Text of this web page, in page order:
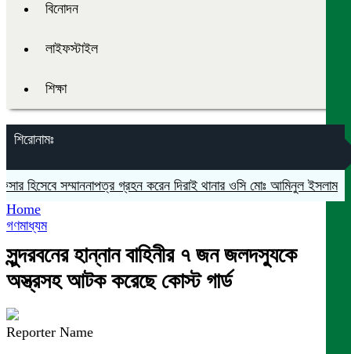
বিনোদন
লাইফস্টাইল
শিক্ষা
শিরোনামঃ
হিসেবে সম্মাননাপত্র গ্রহন করেন দিরাই থানার ওসি মোঃ আমিনুল ইসলাম
Home
গণমাধ্যম
সুন্দরবনের হান্নান বাহিনীর ৭ জন জলদস্যুকে
অস্ত্রসহ আটক করেছে কোস্ট গার্ড
Reporter Name